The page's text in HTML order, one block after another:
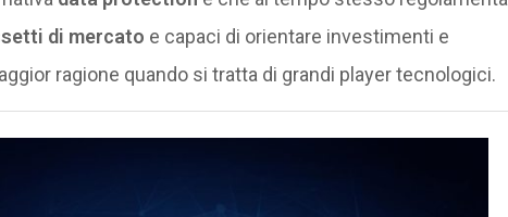
di mercato e capaci di orientare investimenti e
ragione quando si tratta di grandi player tecnologici.